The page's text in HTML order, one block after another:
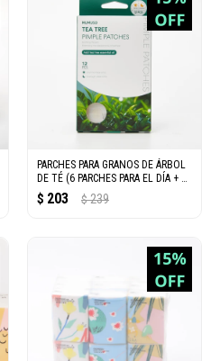
PARCHES PARA GRANOS DE ÁRBOL
DE TÉ (6 PARCHES PARA EL DÍA + 6
PARCHES PARA LA NO
$ 203 $ 239